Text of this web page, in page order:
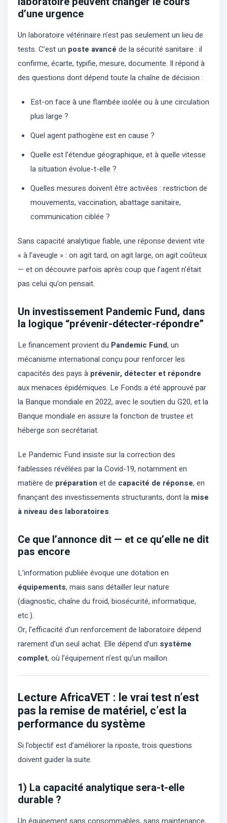
d’une urgence
Un laboratoire vétérinaire n’est pas seulement un lieu de
tests. C’est un poste avancé de la sécurité sanitaire : il
confirme, écarte, typifie, mesure, documente. Il répond à
des questions dont dépend toute la chaîne de décision :
Est-on face à une flambée isolée ou à une circulation
plus large ?
Quel agent pathogène est en cause ?
Quelle est l’étendue géographique, et à quelle vitesse
la situation évolue-t-elle ?
Quelles mesures doivent être activées : restriction de
mouvements, vaccination, abattage sanitaire,
communication ciblée ?
Sans capacité analytique fiable, une réponse devient vite
« à l’aveugle » : on agit tard, on agit large, on agit coûteux
— et on découvre parfois après coup que l’agent n’était
pas celui qu’on pensait.
Un investissement Pandemic Fund, dans
la logique “prévenir-détecter-répondre”
Le financement provient du Pandemic Fund, un
mécanisme international conçu pour renforcer les
capacités des pays à prévenir, détecter et répondre
aux menaces épidémiques. Le Fonds a été approuvé par
la Banque mondiale en 2022, avec le soutien du G20, et la
Banque mondiale en assure la fonction de trustee et
héberge son secrétariat.
Le Pandemic Fund insiste sur la correction des
faiblesses révélées par la Covid-19, notamment en
matière de préparation et de capacité de réponse, en
finançant des investissements structurants, dont la mise
à niveau des laboratoires.
Ce que l’annonce dit — et ce qu’elle ne dit
pas encore
L’information publiée évoque une dotation en
équipements, mais sans détailler leur nature
(diagnostic, chaîne du froid, biosécurité, informatique,
etc.).
Or, l’efficacité d’un renforcement de laboratoire dépend
rarement d’un seul achat. Elle dépend d’un système
complet, où l’équipement n’est qu’un maillon.
Lecture AfricaVET : le vrai test n’est
pas la remise de matériel, c’est la
performance du système
Si l’objectif est d’améliorer la riposte, trois questions
doivent guider la suite.
1) La capacité analytique sera-t-elle
durable ?